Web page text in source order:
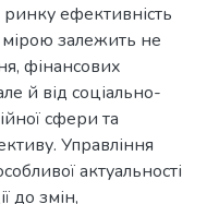
ефективність
мірою залежить не
фінансових
й від соціально-
сфери та
Управління
актуальності
до змін,